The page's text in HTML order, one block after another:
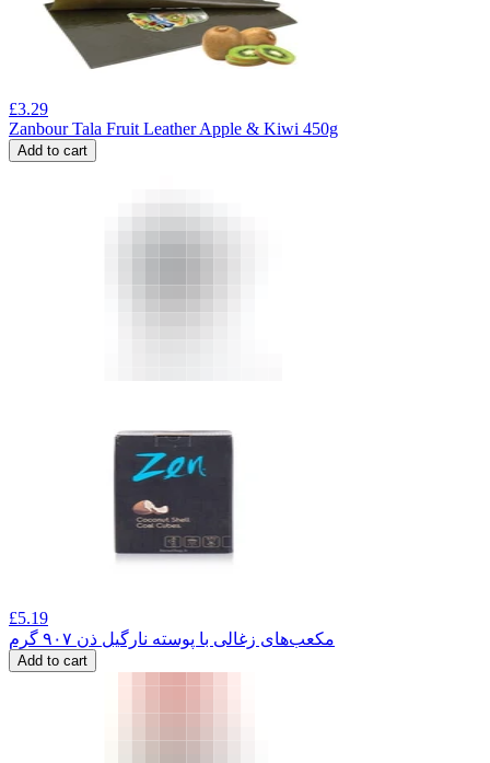
£3.29
Zanbour Tala Fruit Leather Apple & Kiwi 450g
Add to cart
£5.19
مکعب‌های زغالی با پوسته نارگیل ذن ۹۰۷ گرم
Add to cart